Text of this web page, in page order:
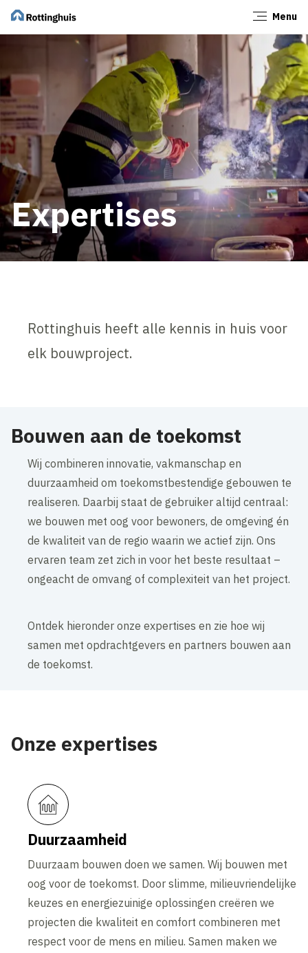
Menu
Expertises
Rottinghuis heeft alle kennis in huis voor
elk bouwproject.
Bouwen aan de toekomst
Wij combineren innovatie, vakmanschap en
duurzaamheid om toekomstbestendige gebouwen te
realiseren. Daarbij staat de gebruiker altijd centraal:
we bouwen met oog voor bewoners, de omgeving én
de kwaliteit van de regio waarin we actief zijn. Ons
ervaren team zet zich in voor het beste resultaat –
ongeacht de omvang of complexiteit van het project.
Ontdek hieronder onze expertises en zie hoe wij
samen met opdrachtgevers en partners bouwen aan
de toekomst.
Onze expertises
Duurzaamheid
Duurzaam bouwen doen we samen. Wij bouwen met
oog voor de toekomst. Door slimme, milieuvriendelijke
keuzes en energiezuinige oplossingen creëren we
projecten die kwaliteit en comfort combineren met
respect voor de mens en milieu. Samen maken we
Sluiten